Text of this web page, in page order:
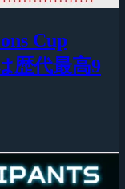
Cup
歴代最高9